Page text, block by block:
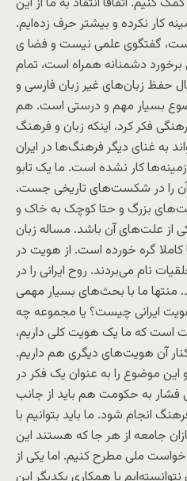
کار نکرده‌ و بیشتر حرف زده‌ایم.
گفتگوی علمی نیست و فضا ی
دشمنانه همراه است، تمام
حفظ زبان‌های غیر زبان فارسی و
بسیار مهم و درستی است. هم
فکر کرد، اینکه زبان و فرهنگ
به غنای دیگر فرهنگ‌ها در ایران
کار نشده است. ما یک تابو
را در شکست‌های تاریخی جست.
بزرگ و حتا کوچک به خاک و
از علت‌های آن باشد. مساله زبان
گره خورده است. از هویت در
نام می‌بردند. روح ایرانی را در
منتها ما با بحث‌های بسیار مهمی
ایرانی چیست؟ یا مجموعه چه
که ما یک هویت کلی داریم،
آن هویت‌های دیگری هم داریم.
این موضوع را به عنوان یک فکر در
به حکومت هم باید از جانب
انجام شود. ما باید بتوانیم با
جامعه از هر جا که هستند این
ملی مطرح کنیم. اما یکی از